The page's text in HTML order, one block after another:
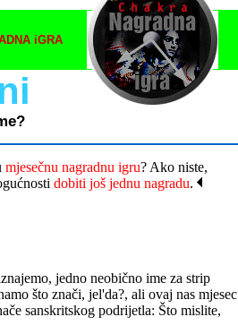
iGRA
mjesečnu nagradnu igru? Ako niste,
dobiti još jednu nagradu.
jedno neobično ime za strip
što znači, jel'da?, ali ovaj nas mjesec
sanskritskog podrijetla: Što mislite,